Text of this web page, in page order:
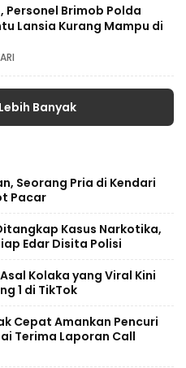
Personel Brimob Polda
Lansia Kurang Mampu di
Banyak
Seorang Pria di Kendari
Pacar
Kasus Narkotika,
Edar Disita Polisi
Kolaka yang Viral Kini
1 di TikTok
Cepat Amankan Pencuri
Terima Laporan Call